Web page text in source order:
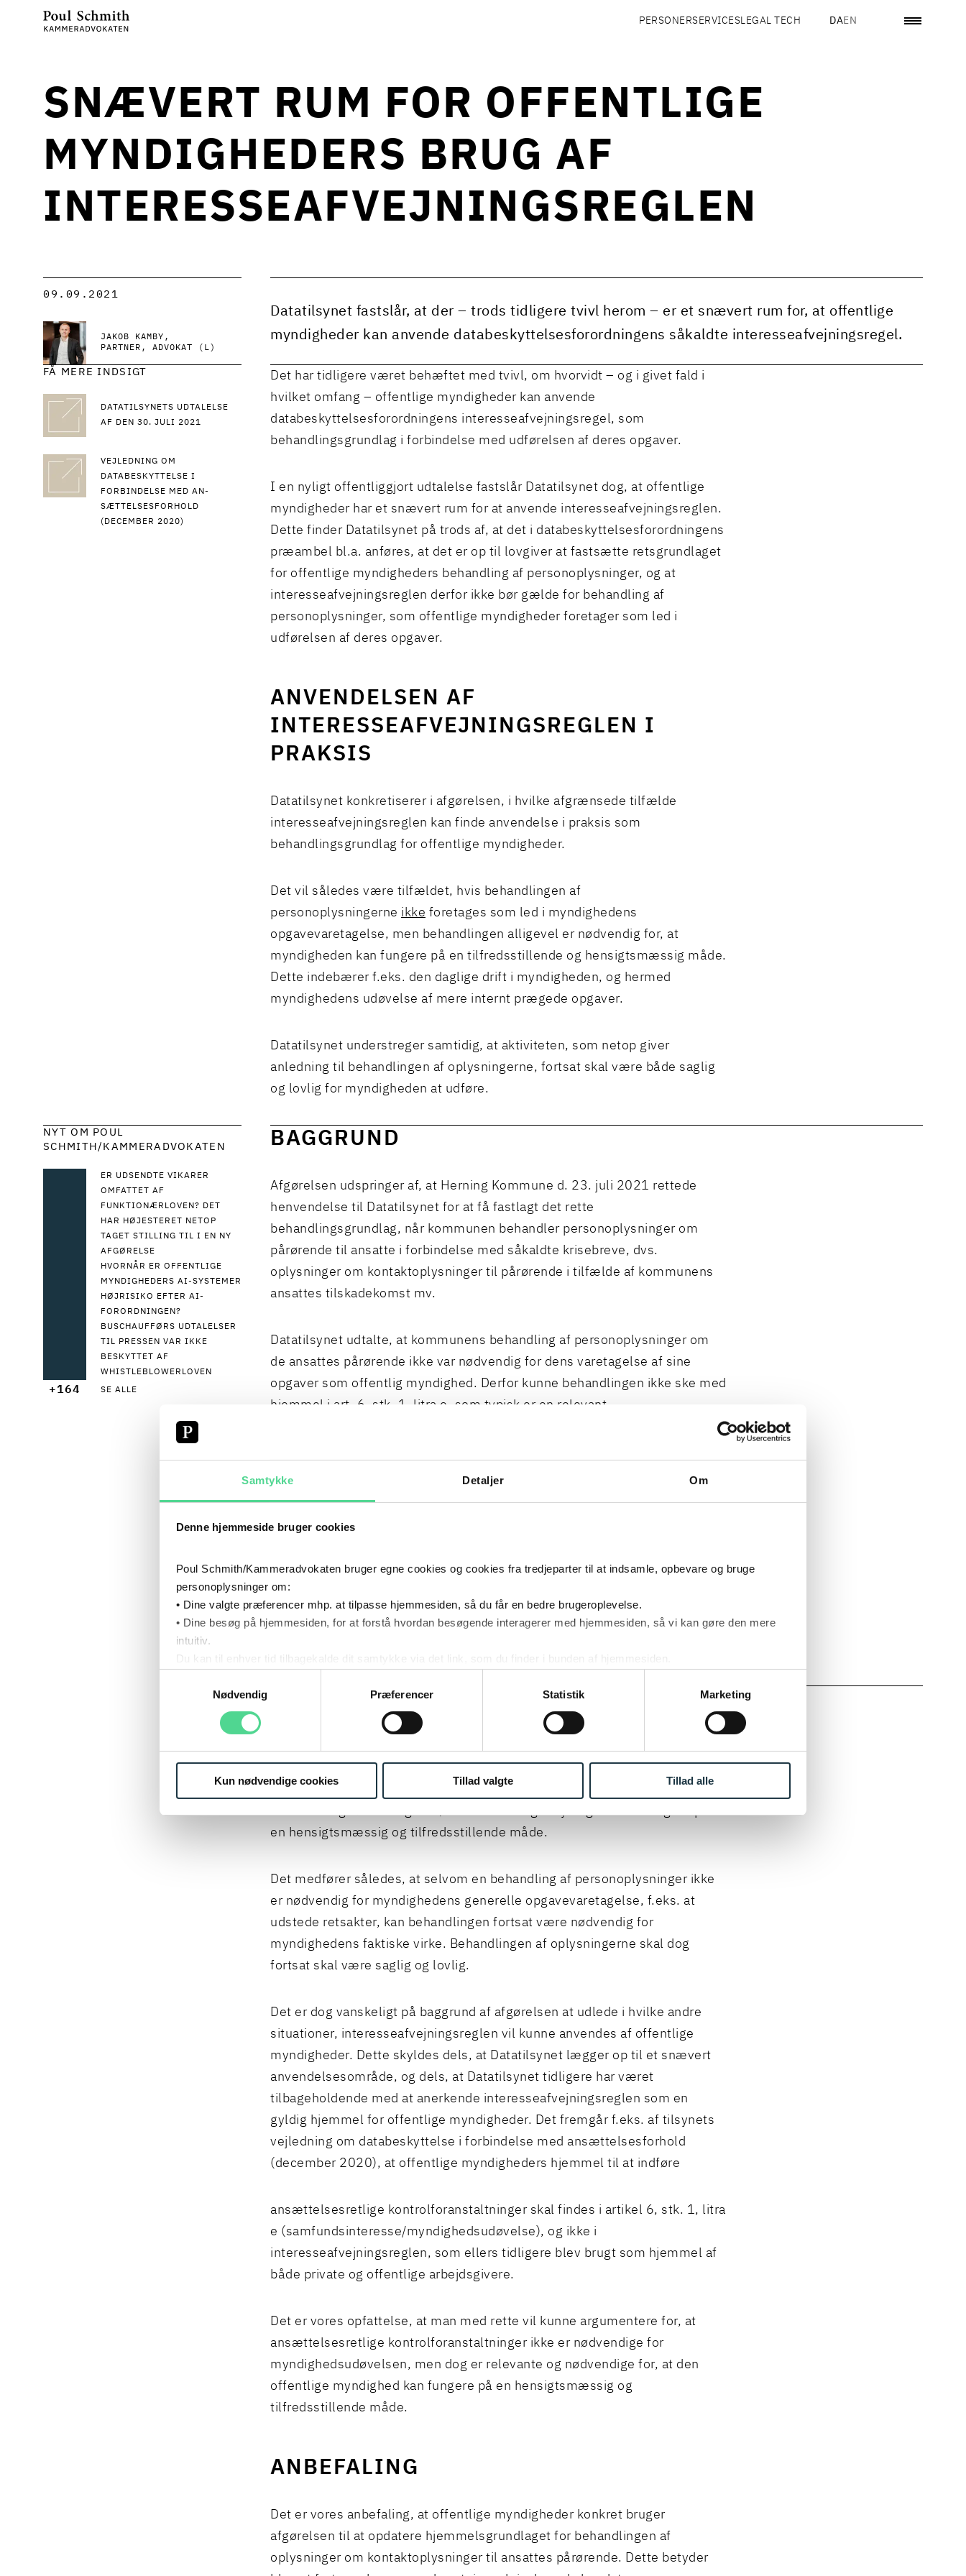
Samtykke Detaljer Om
Denne hjemmeside bruger cookies
Poul Schmith/Kammeradvokaten bruger egne cookies og cookies fra tredjeparter til at indsamle, opbevare og bruge
personoplysninger om:
• Dine valgte præferencer mhp. at tilpasse hjemmesiden, så du får en bedre brugeroplevelse.
• Dine besøg på hjemmesiden, for at forstå hvordan besøgende interagerer med hjemmesiden, så vi kan gøre den mere
intuitiv.
Du kan til enhver tid tilbagekalde dit samtykke via det link, som du finder i bunden af hjemmesiden.
Læs mere om vores behandling af personoplysninger her.
Nødvendig
Præferencer Statistik Marketing
Kun nødvendige cookies Tillad valgte Tillad alle
PERSONERSERVICESLEGAL TECH DAEN
SNÆVERT RUM FOR OFFENTLIGE
MYNDIGHEDERS BRUG AF
INTERESSEAFVEJNINGSREGLEN
09.09.2021
JAKOB KAMBY
PARTNER, ADVOKAT (L)
Datatilsynet fastslår, at der – trods tidligere tvivl herom – er et snævert rum for, at offentlige
myndigheder kan anvende databeskyttelsesforordningens såkaldte interesseafvejningsregel.
FÅ MERE INDSIGT
DATATILSYNETS UDTALELSE
AF DEN 30. JULI 2021
VEJLEDNING OM
DATABESKYTTELSE I
FORBINDELSE MED AN-
SÆTTELSESFORHOLD
(DECEMBER 2020)
Det har tidligere været behæftet med tvivl, om hvorvidt – og i givet fald i
hvilket omfang – offentlige myndigheder kan anvende
databeskyttelsesforordningens interesseafvejningsregel, som
behandlingsgrundlag i forbindelse med udførelsen af deres opgaver.
I en nyligt offentliggjort udtalelse fastslår Datatilsynet dog, at offentlige
myndigheder har et snævert rum for at anvende interesseafvejningsreglen.
Dette finder Datatilsynet på trods af, at det i databeskyttelsesforordningens
præambel bl.a. anføres, at det er op til lovgiver at fastsætte retsgrundlaget
for offentlige myndigheders behandling af personoplysninger, og at
interesseafvejningsreglen derfor ikke bør gælde for behandling af
personoplysninger, som offentlige myndigheder foretager som led i
udførelsen af deres opgaver.
ANVENDELSEN AF
INTERESSEAFVEJNINGSREGLEN I
PRAKSIS
Datatilsynet konkretiserer i afgørelsen, i hvilke afgrænsede tilfælde
interesseafvejningsreglen kan finde anvendelse i praksis som
behandlingsgrundlag for offentlige myndigheder.
Det vil således være tilfældet, hvis behandlingen af
personoplysningerne ikke foretages som led i myndighedens
opgavevaretagelse, men behandlingen alligevel er nødvendig for, at
myndigheden kan fungere på en tilfredsstillende og hensigtsmæssig måde.
Dette indebærer f.eks. den daglige drift i myndigheden, og hermed
myndighedens udøvelse af mere internt prægede opgaver.
Datatilsynet understreger samtidig, at aktiviteten, som netop giver
anledning til behandlingen af oplysningerne, fortsat skal være både saglig
og lovlig for myndigheden at udføre.
NYT OM POUL
SCHMITH/KAMMERADVOKATEN
ER UDSENDTE VIKARER
OMFATTET AF
FUNKTIONÆRLOVEN? DET
HAR HØJESTERET NETOP
TAGET STILLING TIL I EN NY
AFGØRELSE
HVORNÅR ER OFFENTLIGE
MYNDIGHEDERS AI-SYSTEMER
HØJRISIKO EFTER AI-
FORORDNINGEN?
BUSCHAUFFØRS UDTALELSER
TIL PRESSEN VAR IKKE
BESKYTTET AF
WHISTLEBLOWERLOVEN
+164 SE ALLE
BAGGRUND
Afgørelsen udspringer af, at Herning Kommune d. 23. juli 2021 rettede
henvendelse til Datatilsynet for at få fastlagt det rette
behandlingsgrundlag, når kommunen behandler personoplysninger om
pårørende til ansatte i forbindelse med såkaldte krisebreve, dvs.
oplysninger om kontaktoplysninger til pårørende i tilfælde af kommunens
ansattes tilskadekomst mv.
Datatilsynet udtalte, at kommunens behandling af personoplysninger om
de ansattes pårørende ikke var nødvendig for dens varetagelse af sine
opgaver som offentlig myndighed. Derfor kunne behandlingen ikke ske med
hjemmel i art. 6, stk. 1, litra e, som typisk er en relevant
Der var dog tale om en lovlig og saglig behandlingssituation, som, uanset at
Datatilsynet konkluderede derfor, at behandlingen af personoplysningerne
om de ansattes pårørende kunne ske med hjemmel i
interesseafvejningsreglen i databeskyttelsesforordningens artikel 6, stk. 1,
KOMMENTAR
de afgrænsede situationer, hvor offentlige myndigheder udfører opgaver,
som ikke er nødvendige for myndighedsudøvelsen, men som dog er
en hensigtsmæssig og tilfredsstillende måde.
Det medfører således, at selvom en behandling af personoplysninger ikke
er nødvendig for myndighedens generelle opgavevaretagelse, f.eks. at
udstede retsakter, kan behandlingen fortsat være nødvendig for
myndighedens faktiske virke. Behandlingen af oplysningerne skal dog
fortsat skal være saglig og lovlig.
Det er dog vanskeligt på baggrund af afgørelsen at udlede i hvilke andre
situationer, interesseafvejningsreglen vil kunne anvendes af offentlige
myndigheder. Dette skyldes dels, at Datatilsynet lægger op til et snævert
anvendelsesområde, og dels, at Datatilsynet tidligere har været
tilbageholdende med at anerkende interesseafvejningsreglen som en
gyldig hjemmel for offentlige myndigheder. Det fremgår f.eks. af tilsynets
vejledning om databeskyttelse i forbindelse med ansættelsesforhold
(december 2020), at offentlige myndigheders hjemmel til at indføre
ansættelsesretlige kontrolforanstaltninger skal findes i artikel 6, stk. 1, litra
e (samfundsinteresse/myndighedsudøvelse), og ikke i
interesseafvejningsreglen, som ellers tidligere blev brugt som hjemmel af
både private og offentlige arbejdsgivere.
Det er vores opfattelse, at man med rette vil kunne argumentere for, at
ansættelsesretlige kontrolforanstaltninger ikke er nødvendige for
myndighedsudøvelsen, men dog er relevante og nødvendige for, at den
offentlige myndighed kan fungere på en hensigtsmæssig og
tilfredsstillende måde.
ANBEFALING
Det er vores anbefaling, at offentlige myndigheder konkret bruger
afgørelsen til at opdatere hjemmelsgrundlaget for behandlingen af
oplysninger om kontaktoplysninger til ansattes pårørende. Dette betyder